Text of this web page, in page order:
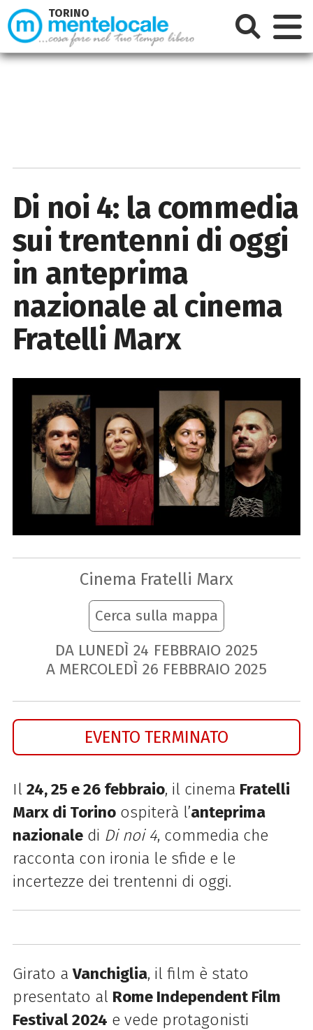
Di noi 4: la commedia
sui trentenni di oggi
in anteprima
nazionale al cinema
Fratelli Marx
Cinema Fratelli Marx
Cerca sulla mappa
DA LUNEDÌ 24 FEBBRAIO 2025
A MERCOLEDÌ 26 FEBBRAIO 2025
EVENTO TERMINATO
Il 24, 25 e 26 febbraio, il cinema Fratelli
Marx di Torinoospiterà l’anteprima
nazionaledi Di noi 4, commedia che
racconta con ironia le sfide e le
incertezze dei trentenni di oggi.
Girato aVanchiglia, il film è stato
presentato al Rome Independent Film
Festival 2024 e vede protagonisti
TORINO